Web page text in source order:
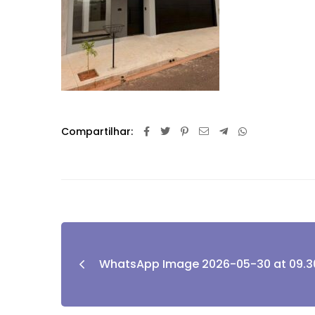
Compartilhar:
WhatsApp Image 2026-05-30 at